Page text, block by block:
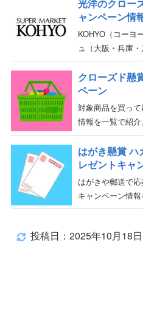
光洋のクロー
ャンペーン情
KOHYO（コーヨ
ュ（大阪・兵庫
懸賞・プレゼン
光洋のクローズ
は関西・近畿
クローズド懸
ペーン
対象商品を買っ
情報を一覧で紹
きる、メーカー
や薬局のタイア
はがき懸賞
レゼントキャ
はがきや郵送で
キャンペーン情
を購入して応募
代だからこそ、は
投稿日：2025年10月18日